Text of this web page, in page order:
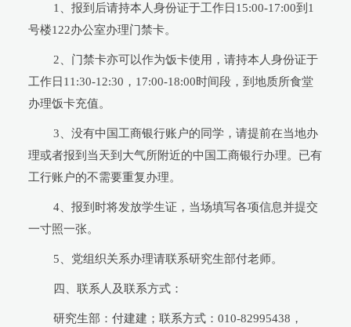
1、报到后请持本人身份证于工作日15:00-17:00到1
号楼122办公室办理门禁卡。
2、门禁卡亦可以作为饭卡使用，请持本人身份证于
工作日11:30-12:30，17:00-18:00时间段，到地质所食堂
办理饭卡充值。
3、没有中国工商银行账户的同学，请提前在当地办
理或者报到当天到大气所附近的中国工商银行办理。已有
工行账户的不需要重复办理。
4、报到时将发放学生证，当场填写各项信息并提交
一寸照一张。
5、党组织关系办理请联系研究生部付老师。
四、联系人及联系方式：
研究生部：付建建；联系方式：010-82995438，